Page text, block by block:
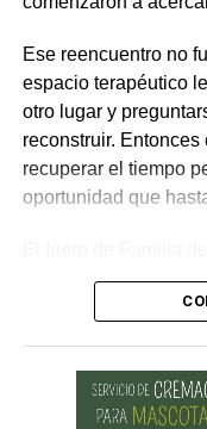
por los daños que
Ese reencuentro no
espacio terapéutico
otro lugar y
reconstruir.
recuperar el tiempo
oportunidad que
pedido, declaró
ordenó el archivo de
El joven había